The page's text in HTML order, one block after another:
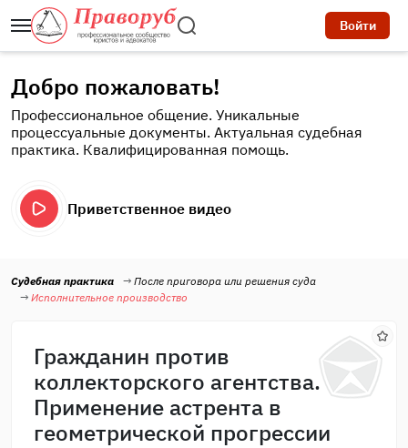
Войти
Добро пожаловать!
Профессиональное общение. Уникальные
процессуальные документы. Актуальная судебная
практика. Квалифицированная помощь.
Приветственное видео
Судебная практика
После приговора или решения суда
Исполнительное производство
Гражданин против
коллекторского агентства.
Применение астрента в
геометрической прогрессии